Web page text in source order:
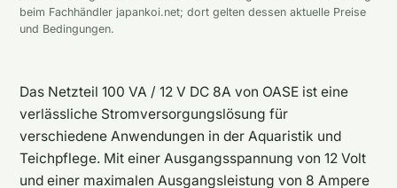
beim Fachhändler japankoi.net; dort gelten dessen aktuelle Preise
und Bedingungen.
Das Netzteil 100 VA / 12 V DC 8A von OASE ist eine
verlässliche Stromversorgungslösung für
verschiedene Anwendungen in der Aquaristik und
Teichpflege. Mit einer Ausgangsspannung von 12 Volt
und einer maximalen Ausgangsleistung von 8 Ampere